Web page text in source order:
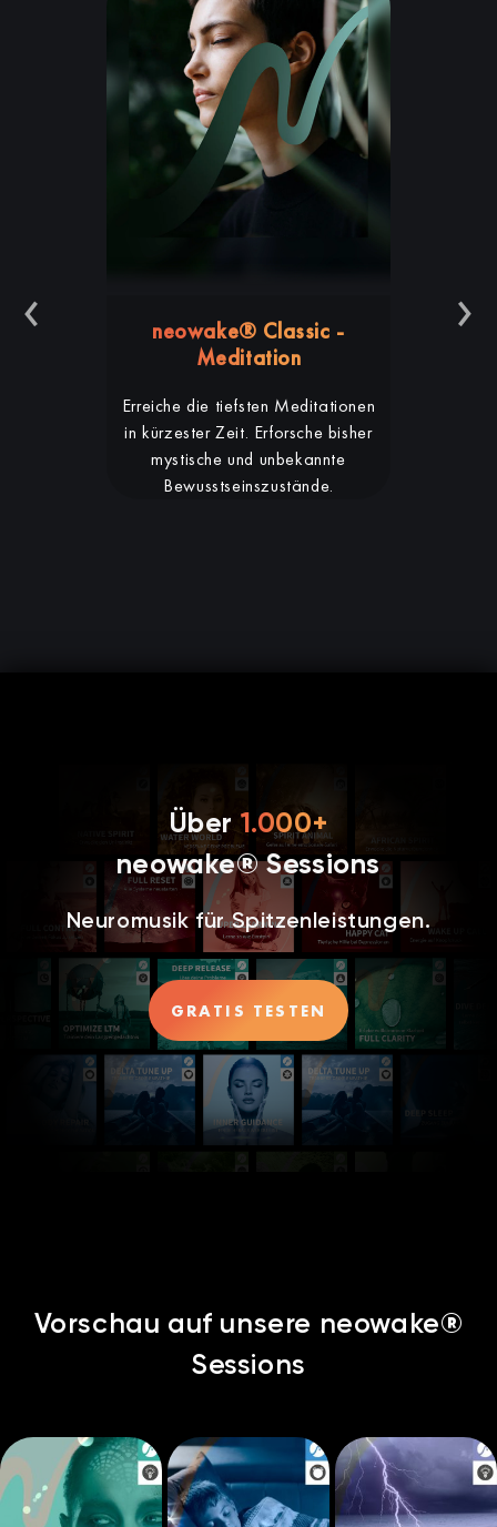
‹
neowake® Classic -
Meditation
Erreiche die tiefsten Meditationen
in kürzester Zeit. Erforsche bisher
mystische und unbekannte
Bewusstseinszustände.
›
Über1.000+
neowake® Sessions
Neuromusik für Spitzenleistungen.
GRATIS TESTEN
Vorschau auf unsere neowake®
Sessions